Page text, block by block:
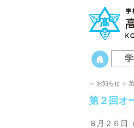
＞ お知らせ ＞
第２回オ
８月２６日